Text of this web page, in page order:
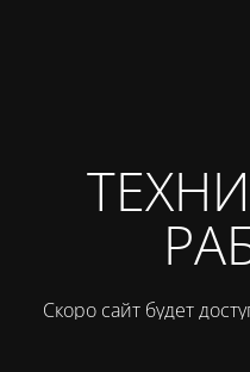
Скоро сайт будет